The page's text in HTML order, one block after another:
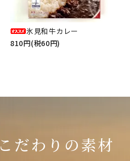
氷見和牛カレー
810円(税60円)
こだわりの素材